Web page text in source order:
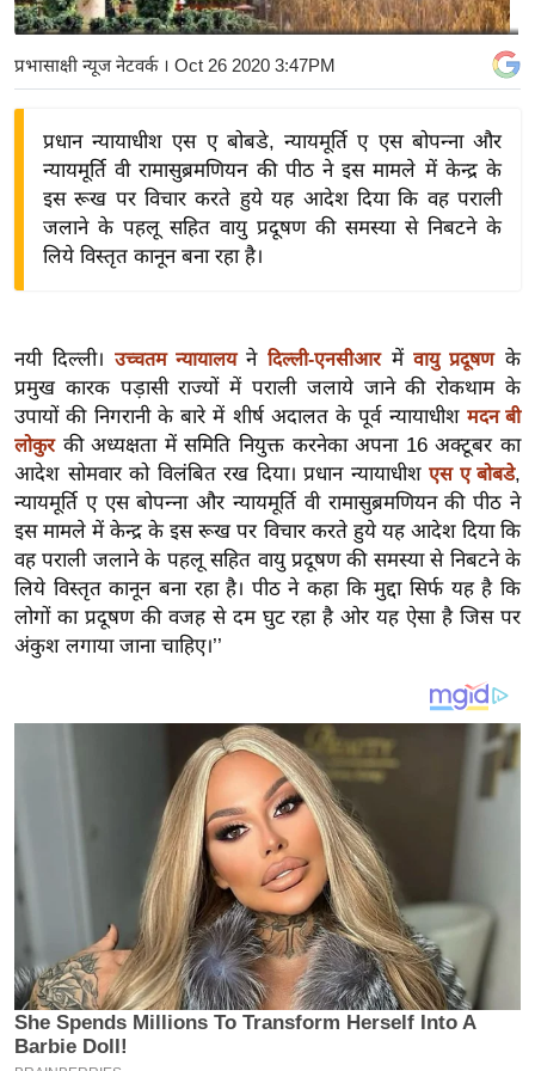
य
बि
ज़
द्यो
त
वि
शे
ष
ज्ञ
रा
य
ब
ज
ट
2
0
2
6
प्रभासाक्षी न्यूज नेटवर्क। Oct 26 2020 3:47PM
प्रधान न्यायाधीश एस ए बोबडे, न्यायमूर्ति ए एस बोपन्ना और
न्यायमूर्ति वी रामासुब्रमणियन की पीठ ने इस मामले में केन्द्र के
इस रूख पर विचार करते हुये यह आदेश दिया कि वह पराली
जलाने के पहलू सहित वायु प्रदूषण की समस्या से निबटने के
लिये विस्तृत कानून बना रहा है।
नयी दिल्ली। उच्चतम न्यायालयने दिल्ली-एनसीआरमेंवायु प्रदूषणके
प्रमुख कारक पड़ासी राज्यों में पराली जलाये जाने की रोकथाम के
उपायों की निगरानी के बारे में शीर्ष अदालत के पूर्व न्यायाधीश मदन बी
लोकुरकी अध्यक्षता में समिति नियुक्त करनेका अपना 16 अक्टूबर का
आदेश सोमवार को विलंबित रख दिया। प्रधान न्यायाधीश एस ए बोबडे,
न्यायमूर्ति ए एस बोपन्ना और न्यायमूर्ति वी रामासुब्रमणियन की पीठ ने
इस मामले में केन्द्र के इस रूख पर विचार करते हुये यह आदेश दिया कि
वह पराली जलाने के पहलू सहित वायु प्रदूषण की समस्या से निबटने के
लिये विस्तृत कानून बना रहा है। पीठ ने कहा कि मुद्दा सिर्फ यह है कि
लोगों का प्रदूषण की वजह से दम घुट रहा है ओर यह ऐसा है जिस पर
अंकुश लगाया जाना चाहिए।’’